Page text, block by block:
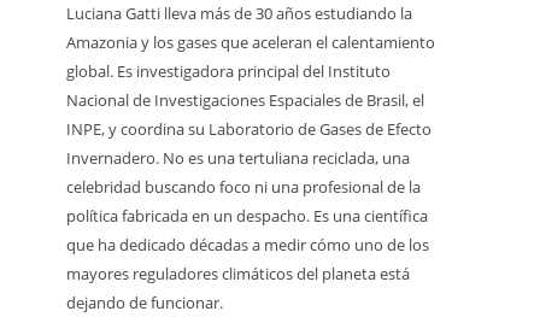
Luciana Gatti lleva más de 30 años estudiando la
Amazonia y los gases que aceleran el calentamiento
global. Es investigadora principal del Instituto
Nacional de Investigaciones Espaciales de Brasil, el
INPE, y coordina su Laboratorio de Gases de Efecto
Invernadero. No es una tertuliana reciclada, una
celebridad buscando foco ni una profesional de la
política fabricada en un despacho. Es una científica
que ha dedicado décadas a medir cómo uno de los
mayores reguladores climáticos del planeta está
dejando de funcionar.